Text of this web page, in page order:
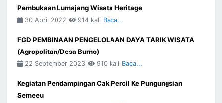
Pembukaan Lumajang Wisata Heritage
30 April 2022 914 kali Baca...
FGD PEMBINAAN PENGELOLAAN DAYA TARIK WISATA
(Agropolitan/Desa Burno)
22 September 2023 910 kali Baca...
Kegiatan Pendampingan Cak Percil Ke Pungungsian
Semeeu